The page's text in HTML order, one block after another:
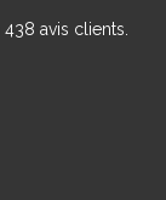
438 avis clients.